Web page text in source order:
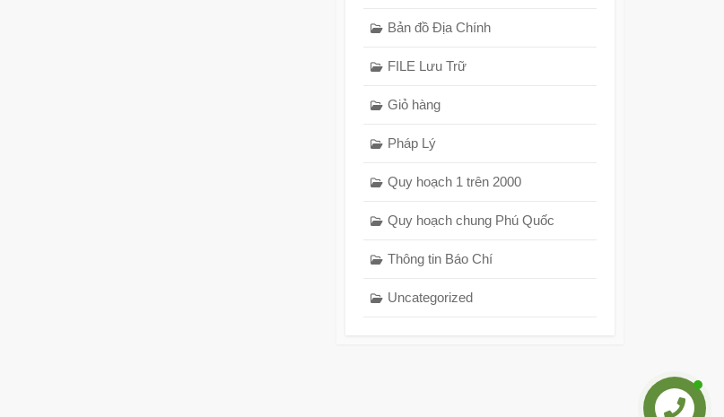
Bản đồ Địa Chính
FILE Lưu Trữ
Giỏ hàng
Pháp Lý
Quy hoạch 1 trên 2000
Quy hoạch chung Phú Quốc
Thông tin Báo Chí
Uncategorized